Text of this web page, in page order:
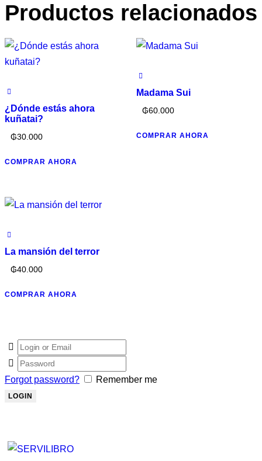
Productos relacionados
¿Dónde estás ahora
kuñatai?
₲30.000
COMPRAR AHORA
Madama Sui
₲60.000
COMPRAR AHORA
La mansión del terror
₲40.000
COMPRAR AHORA
Forgot password? Remember me